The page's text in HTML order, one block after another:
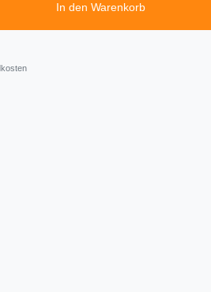
In den Warenkorb